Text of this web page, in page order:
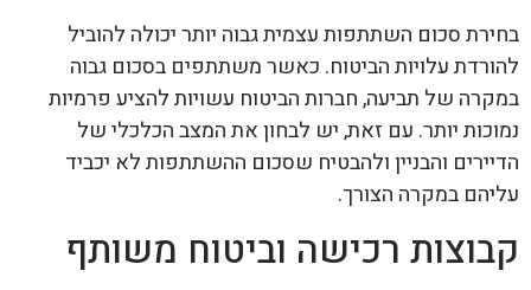
בחירת סכום השתתפות עצמית גבוה יותר יכולה להוביל
להורדת עלויות הביטוח. כאשר משתתפים בסכום גבוה
במקרה של תביעה, חברות הביטוח עשויות להציע פרמיות
נמוכות יותר. עם זאת, יש לבחון את המצב הכלכלי של
הדיירים והבניין ולהבטיח שסכום ההשתתפות לא יכביד
עליהם במקרה הצורך.
קבוצות רכישה וביטוח משותף